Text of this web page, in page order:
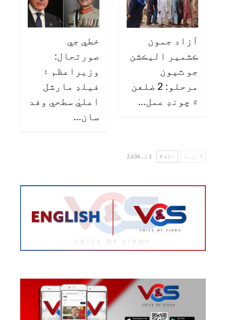
آزاد جمون
ڪشمير اليڪشن
جو ٽيون
مرحلو: 2 ضلعن
۾ چونڊ عمل…
خطي جي
صورتحال:
وزيراعظم ۽
فيلڊ مارشل
اعليٰ سطحي وفد
سان…
پچھلا اگلا 1 کے 2,634